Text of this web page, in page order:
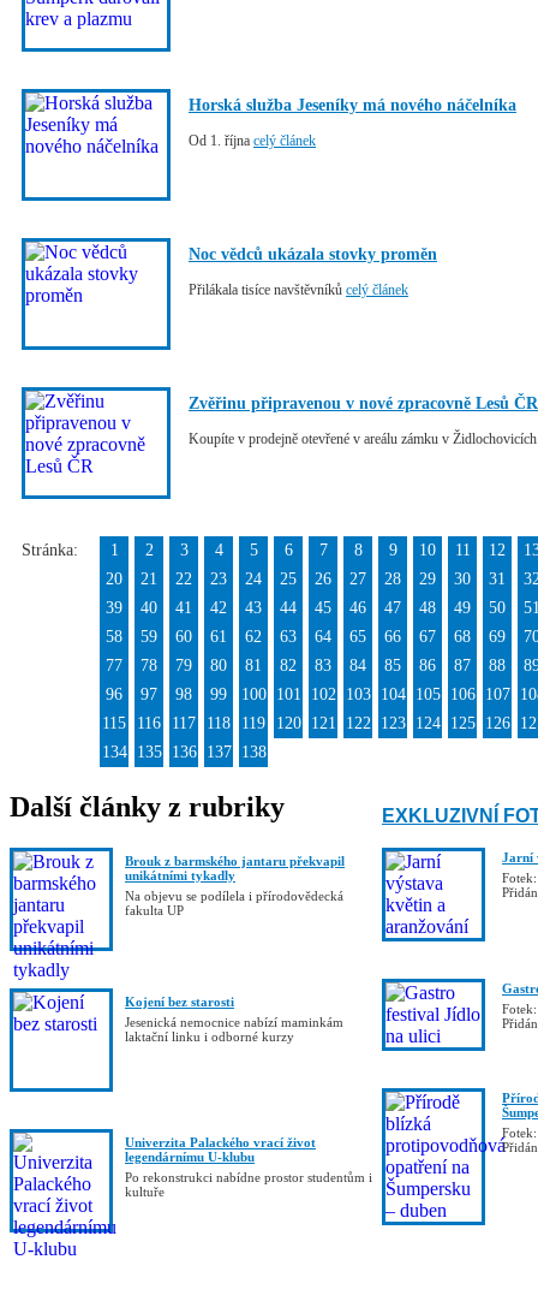
Horská služba Jeseníky má nového náčelníka
Od 1. října celý článek
Noc vědců ukázala stovky proměn
Přilákala tisíce navštěvníků celý článek
Zvěřinu připravenou v nové zpracovně Lesů ČR
Koupíte v prodejně otevřené v areálu zámku v
Stránka: 1 2 3 4 5 6 7 8 9 10 11 12
20
21 22 23 24 25 26 27 28 29 30 31
39
40 41 42 43 44 45 46 47 48 49 50
58
59 60 61 62 63 64 65 66 67 68 69
77
78 79 80 81 82 83 84 85 86 87 88
96
97 98 99 100 101 102 103 104 105 106 107
115
116 117 118 119 120 121 122 123 124 125 126
134
135 136 137 138
Další články z rubriky
Brouk z barmského jantaru překvapil
unikátními tykadly
Na objevu se podílela i přírodovědecká
fakulta UP
Kojení bez starosti
Jesenická nemocnice nabízí maminkám
laktační linku i odborné kurzy
Univerzita Palackého vrací život
legendárnímu U-klubu
Po rekonstrukci nabídne prostor studentům i
kultuře
EXKLUZIVNÍ
Jarní